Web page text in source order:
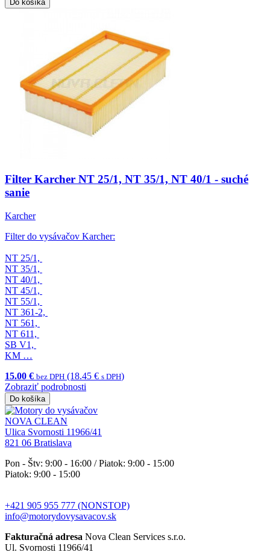
Do košíka
Filter Karcher NT 25/1, NT 35/1, NT 40/1 - suché
sanie
Karcher
Filter do vysávačov Karcher:
NT 25/1,
NT 35/1,
NT 40/1,
NT 45/1,
NT 55/1,
NT 361-2,
NT 561,
NT 611,
SB V1,
KM …
15.00 € bez DPH (18.45 € s DPH)
Zobraziť podrobnosti
Do košíka
NOVA CLEAN
Ulica Svornosti 11966/41
821 06 Bratislava
Pon - Štv: 9:00 - 16:00 / Piatok: 9:00 - 15:00
Piatok: 9:00 - 15:00
+421 905 955 777 (NONSTOP)
info@motorydovysavacov.sk
Fakturačná adresa Nova Clean Services s.r.o.
Ul. Svornosti 11966/41